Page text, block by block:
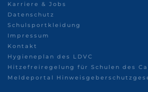
Karriere & Jobs
Datenschutz
Schulsportkleidung
Impressum
Kontakt
Hygieneplan des LDVC
Hitzefreiregelung für Schulen des
Meldeportal